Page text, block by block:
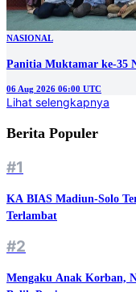
NASIONAL
Panitia Muktamar ke-35
06 Aug 2026 06:00 UTC
Lihat selengkapnya
Berita Populer
#1
KA BIAS Madiun-Solo
Terlambat
#2
Mengaku Anak Korban,